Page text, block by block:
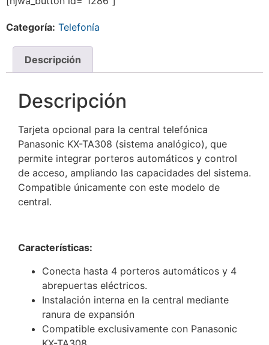
Categoría: Telefonía
Descripción
Descripción
Tarjeta opcional para la central telefónica
Panasonic KX-TA308 (sistema analógico), que
permite integrar porteros automáticos y control
de acceso, ampliando las capacidades del sistema.
Compatible únicamente con este modelo de
central.
Características:
Conecta hasta 4 porteros automáticos y 4
abrepuertas eléctricos.
Instalación interna en la central mediante
ranura de expansión
Compatible exclusivamente con Panasonic